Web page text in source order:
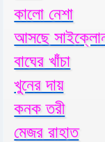
কালো নেশা
আসছে
বাঘের খাঁচা
খুনের দায়
কনক তরী
মেজর রাহাত